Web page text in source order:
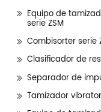
Equipo de
serie ZSM
Combisorter serie
Clasificador de
Separador de
Tamizador